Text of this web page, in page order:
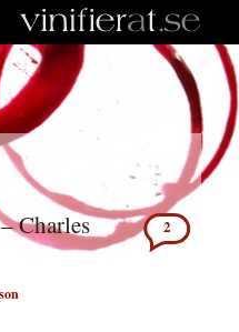
Charles
2